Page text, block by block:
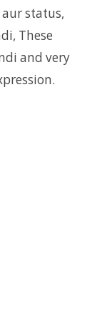
status,
These
and very